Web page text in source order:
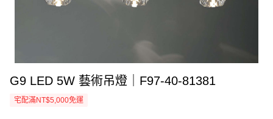
G9 LED 5W 藝術吊燈｜F97-40-81381
宅配滿NT$5,000免運